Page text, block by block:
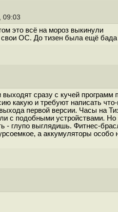
09:03
это всё на мороз выкинули
свои ОС. До тизен была ещё бада
сразу с кучей программ
какую и требуют написать
первой версии. Часы на
с подобными устройствами.
- глупо выглядишь. Фитнес-
а аккумуляторы